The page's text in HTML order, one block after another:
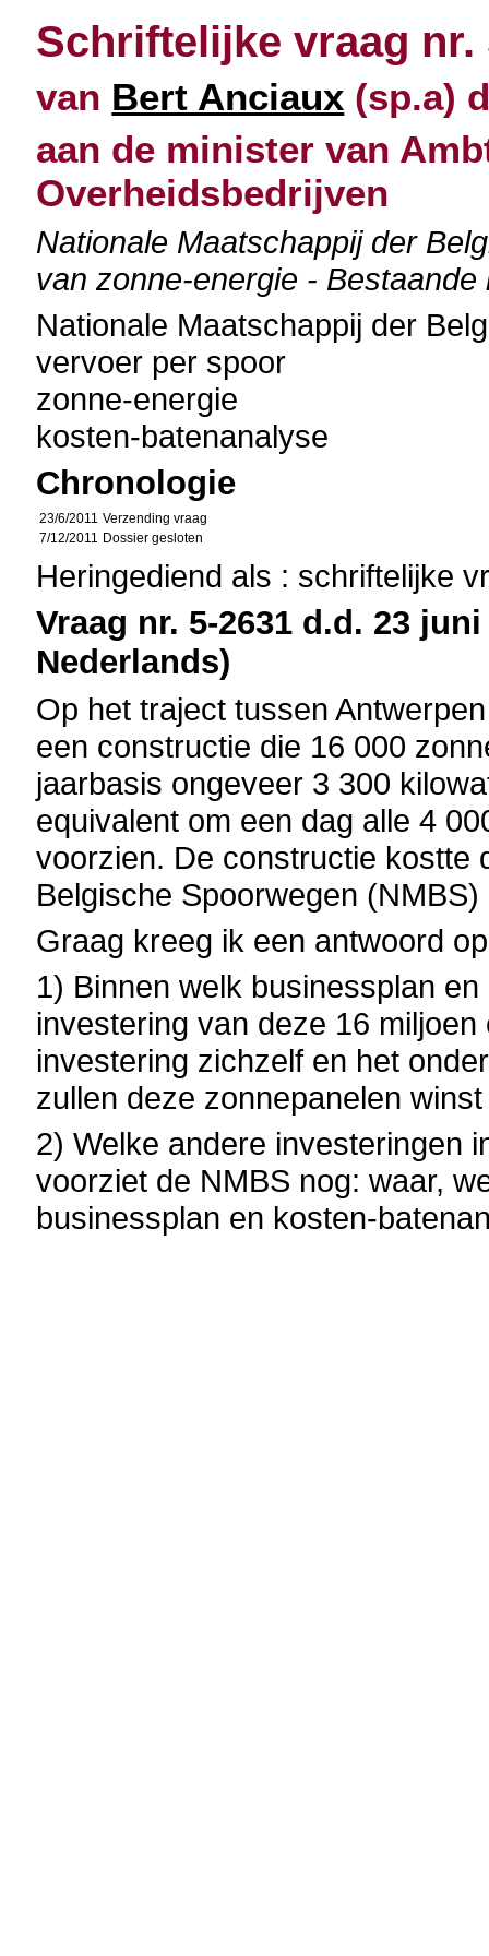
Schriftelijke vraag nr.
van Bert Anciaux (sp.a)
aan de minister van
Overheidsbedrijven
Nationale Maatschappij der
van zonne-energie -
Nationale Maatschappij der
vervoer per spoor
zonne-energie
kosten-batenanalyse
Chronologie
23/6/2011 Verzending vraag
7/12/2011 Dossier gesloten
Heringediend als : schriftelijke
Vraag nr. 5-2631 d.d. 23
Nederlands)
Op het traject tussen
een constructie die 16 000
jaarbasis ongeveer 3 300
equivalent om een dag alle 4
voorzien. De constructie kostte
Belgische Spoorwegen
Graag kreeg ik een antwoord
1) Binnen welk businessplan
investering van deze 16
investering zichzelf en het
zullen deze zonnepanelen
2) Welke andere investeringen
voorziet de NMBS nog: waar,
businessplan en kosten-